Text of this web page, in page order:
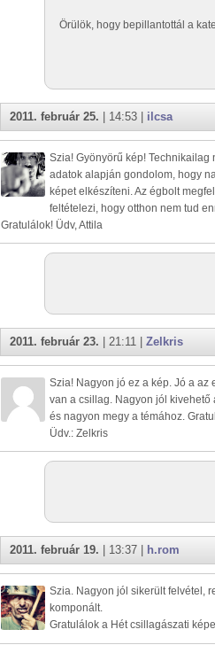
Örülök, hogy bepillantottál a
2011. február 25. | 14:53 | ilcsa
Szia! Gyönyörű kép! Technikailag
adatok alapján gondolom, hogy
képet elkészíteni. Az égbolt
feltételezi, hogy otthon nem tud
Gratulálok! Üdv, Attila
2011. február 23. | 21:11 | Zelkris
Szia! Nagyon jó ez a kép. Jó a az
van a csillag. Nagyon jól
és nagyon megy a témához.
Üdv.: Zelkris
2011. február 19. | 13:37 | h.rom
Szia. Nagyon jól sikerült felvétel,
komponált.
Gratulálok a Hét csillagászati